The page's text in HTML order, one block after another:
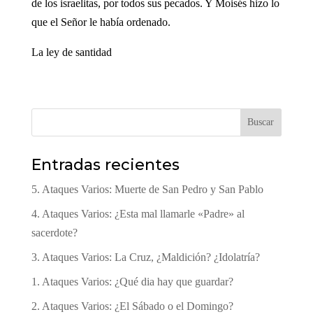
de los israelitas, por todos sus pecados. Y Moisés hizo lo
que el Señor le había ordenado.
La ley de santidad
Buscar
Entradas recientes
5. Ataques Varios: Muerte de San Pedro y San Pablo
4. Ataques Varios: ¿Esta mal llamarle «Padre» al
sacerdote?
3. Ataques Varios: La Cruz, ¿Maldición? ¿Idolatría?
1. Ataques Varios: ¿Qué dia hay que guardar?
2. Ataques Varios: ¿El Sábado o el Domingo?